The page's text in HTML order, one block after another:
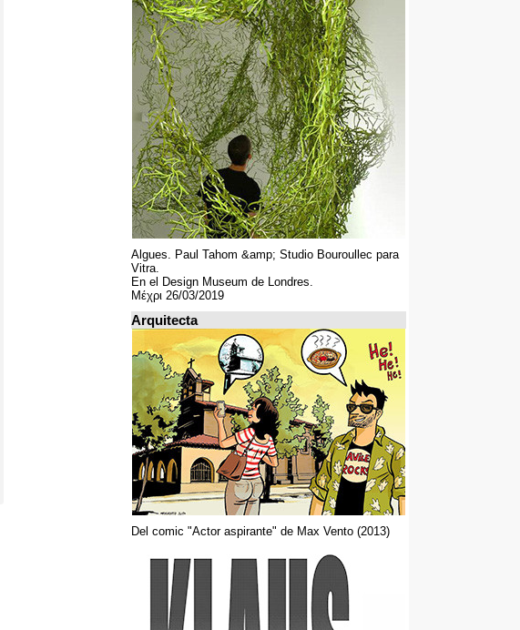
Algues. Paul Tahom &amp; Studio Bouroullec para
Vitra.
En el Design Museum de Londres.
Μέχρι 26/03/2019
Arquitecta
Del comic "Actor aspirante" de Max Vento (2013)